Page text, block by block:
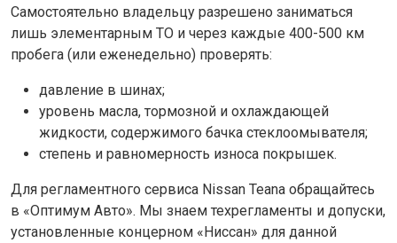
Самостоятельно владельцу разрешено заниматься
лишь элементарным ТО и через каждые 400-500 км
пробега (или еженедельно) проверять:
давление в шинах;
уровень масла, тормозной и охлаждающей
жидкости, содержимого бачка стеклоомывателя;
степень и равномерность износа покрышек.
Для регламентного сервиса Nissan Teana обращайтесь
в «Оптимум Авто». Мы знаем техрегламенты и допуски,
установленные концерном «Ниссан» для данной